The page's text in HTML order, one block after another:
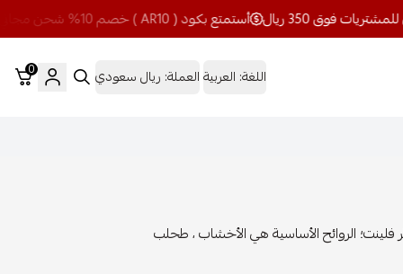
أستمتع بكود ( AR10 ) خصم 10% شحن مجاني للمشتريات فوق 350 ريال
اللغة: العربيةالعملة: ريال سعودي 0
الروائح الأساسية هي الأخشاب ، طحلب